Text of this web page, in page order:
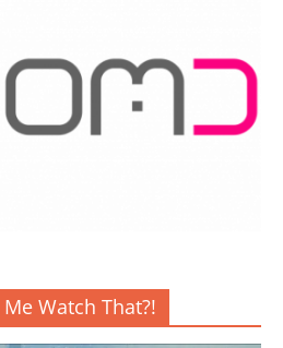
Watch That?!